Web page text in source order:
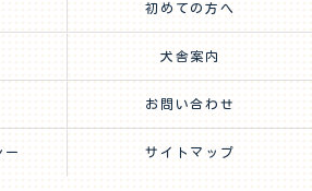
初めての方へ
犬舎案内
お問い合わせ
ー サイトマップ